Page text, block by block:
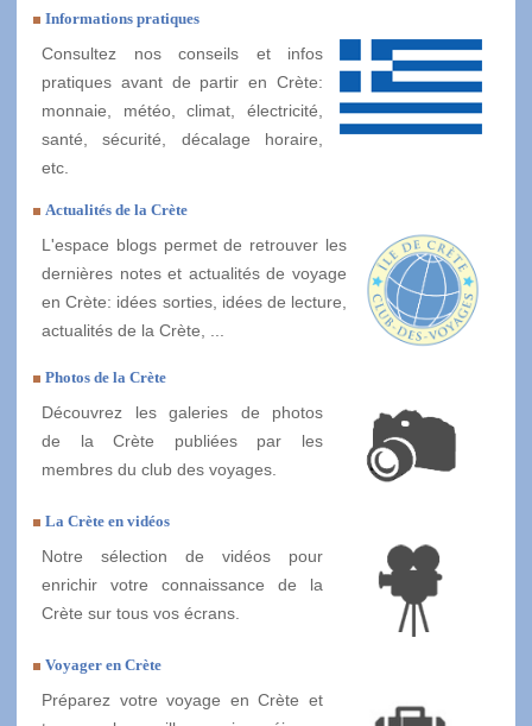
Informations pratiques
Consultez nos conseils et infos
pratiques avant de partir en Crète:
monnaie, météo, climat, électricité,
santé, sécurité, décalage horaire,
etc.
Actualités de la Crète
L'espace blogs permet de retrouver les
dernières notes et actualités de voyage
en Crète: idées sorties, idées de lecture,
actualités de la Crète, ...
Photos de la Crète
Découvrez les galeries de photos
de la Crète publiées par les
membres du club des voyages.
La Crète en vidéos
Notre sélection de vidéos pour
enrichir votre connaissance de la
Crète sur tous vos écrans.
Voyager en Crète
Préparez votre voyage en Crète et